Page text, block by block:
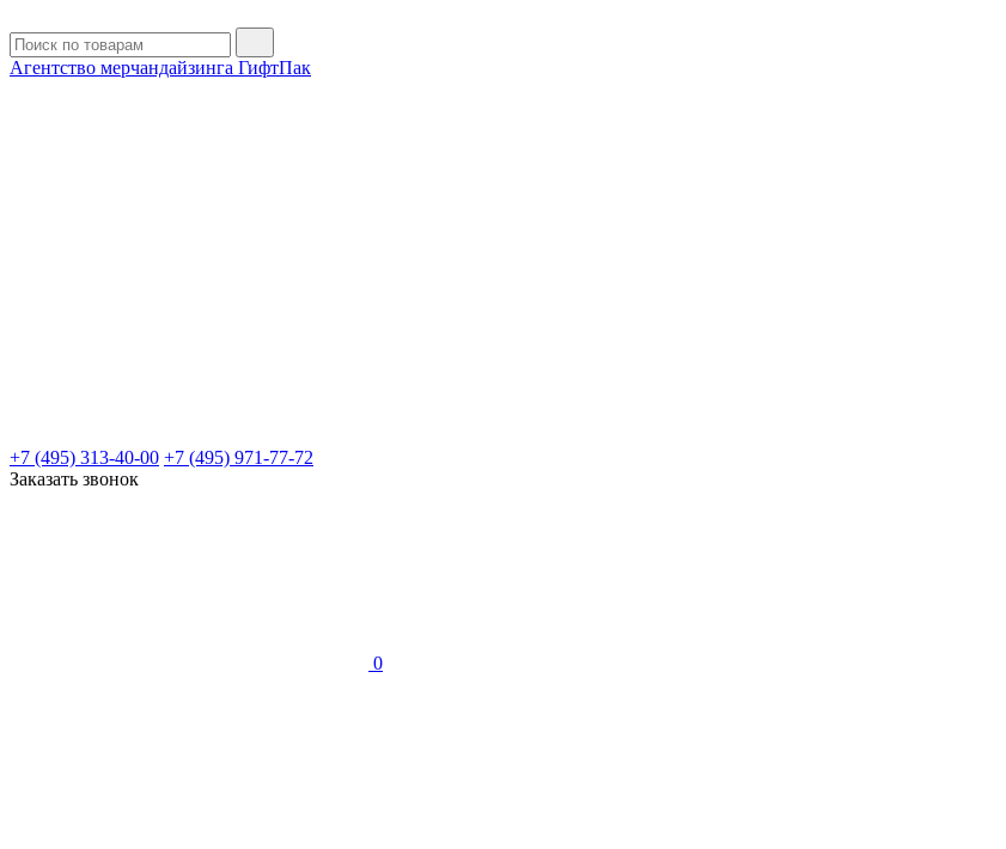
Агентство мерчандайзинга ГифтПак
+7 (495) 313-40-00 +7 (495) 971-77-72
Заказать звонок
0